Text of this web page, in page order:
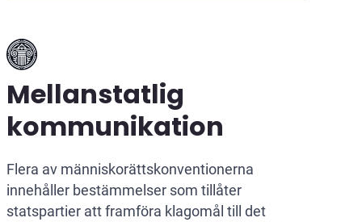
Mellanstatlig
kommunikation
Flera av människorättskonventionerna
innehåller bestämmelser som tillåter
statspartier att framföra klagomål till det